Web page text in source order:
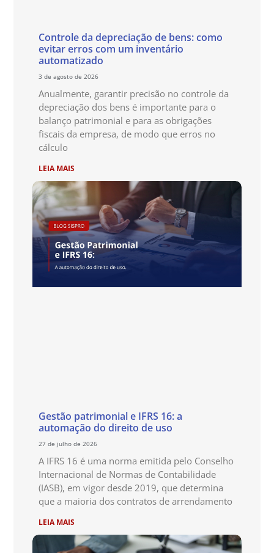
Controle da depreciação de bens: como
evitar erros com um inventário
automatizado
3 de agosto de 2026
Anualmente, garantir precisão no controle da
depreciação dos bens é importante para o
balanço patrimonial e para as obrigações
fiscais da empresa, de modo que erros no
cálculo
LEIA MAIS
Gestão patrimonial e IFRS 16: a
automação do direito de uso
27 de julho de 2026
A IFRS 16 é uma norma emitida pelo Conselho
Internacional de Normas de Contabilidade
(IASB), em vigor desde 2019, que determina
que a maioria dos contratos de arrendamento
LEIA MAIS